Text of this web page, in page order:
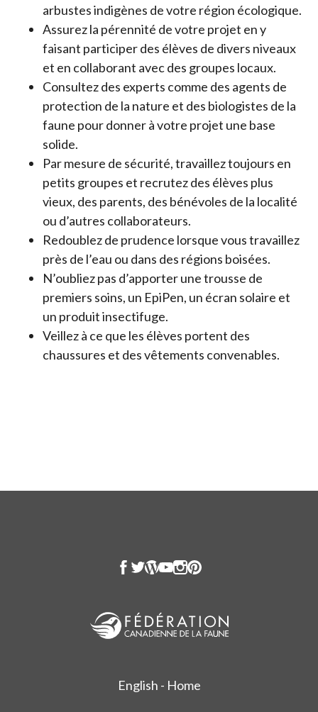
arbustes indigènes de votre région écologique.
Assurez la pérennité de votre projet en y
faisant participer des élèves de divers niveaux
et en collaborant avec des groupes locaux.
Consultez des experts comme des agents de
protection de la nature et des biologistes de la
faune pour donner à votre projet une base
solide.
Par mesure de sécurité, travaillez toujours en
petits groupes et recrutez des élèves plus
vieux, des parents, des bénévoles de la localité
ou d’autres collaborateurs.
Redoublez de prudence lorsque vous travaillez
près de l’eau ou dans des régions boisées.
N’oubliez pas d’apporter une trousse de
premiers soins, un EpiPen, un écran solaire et
un produit insectifuge.
Veillez à ce que les élèves portent des
chaussures et des vêtements convenables.
English - Home